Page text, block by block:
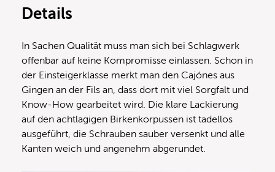
Details
In Sachen Qualität muss man sich bei Schlagwerk
offenbar auf keine Kompromisse einlassen. Schon in
der Einsteigerklasse merkt man den Cajónes aus
Gingen an der Fils an, dass dort mit viel Sorgfalt und
Know-How gearbeitet wird. Die klare Lackierung
auf den achtlagigen Birkenkorpussen ist tadellos
ausgeführt, die Schrauben sauber versenkt und alle
Kanten weich und angenehm abgerundet.